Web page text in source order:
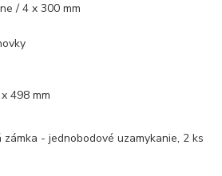
/ 4 x 300 mm
498 mm
zámka - jednobodové uzamykanie, 2 ks